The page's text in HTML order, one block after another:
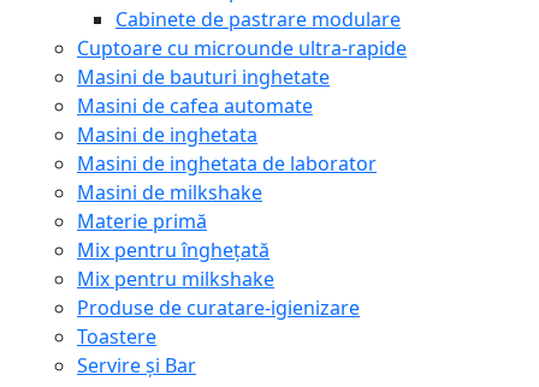
Cabinete de pastrare modulare
Cuptoare cu microunde ultra-rapide
Masini de bauturi inghetate
Masini de cafea automate
Masini de inghetata
Masini de inghetata de laborator
Masini de milkshake
Materie primă
Mix pentru înghețată
Mix pentru milkshake
Produse de curatare-igienizare
Toastere
Servire și Bar